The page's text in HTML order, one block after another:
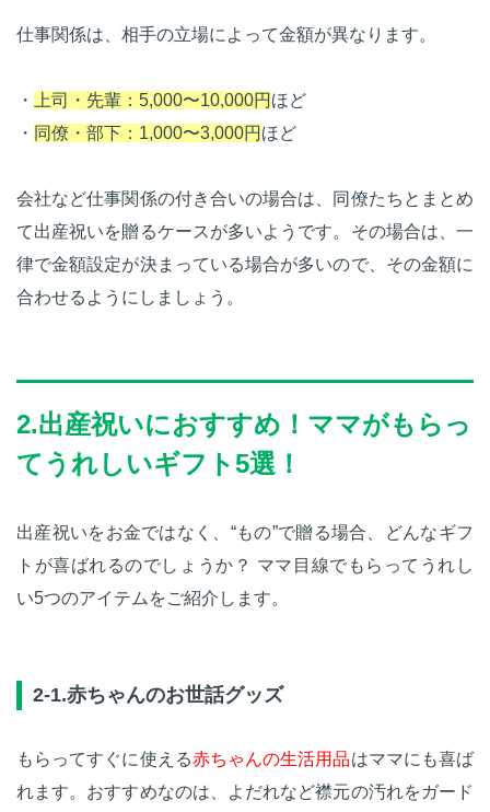
仕事関係は、相手の立場によって金額が異なります。
・ 上司・先輩：5,000〜10,000円 ほど
・ 同僚・部下：1,000〜3,000円 ほど
会社など仕事関係の付き合いの場合は、同僚たちとまとめ
て出産祝いを贈るケースが多いようです。その場合は、一
律で金額設定が決まっている場合が多いので、その金額に
合わせるようにしましょう。
2.出産祝いにおすすめ！ママがもらっ
てうれしいギフト5選！
出産祝いをお金ではなく、“もの”で贈る場合、どんなギフ
トが喜ばれるのでしょうか？ ママ目線でもらってうれし
い5つのアイテムをご紹介します。
2-1.赤ちゃんのお世話グッズ
もらってすぐに使える赤ちゃんの生活用品はママにも喜ば
れます。おすすめなのは、よだれなど襟元の汚れをガード